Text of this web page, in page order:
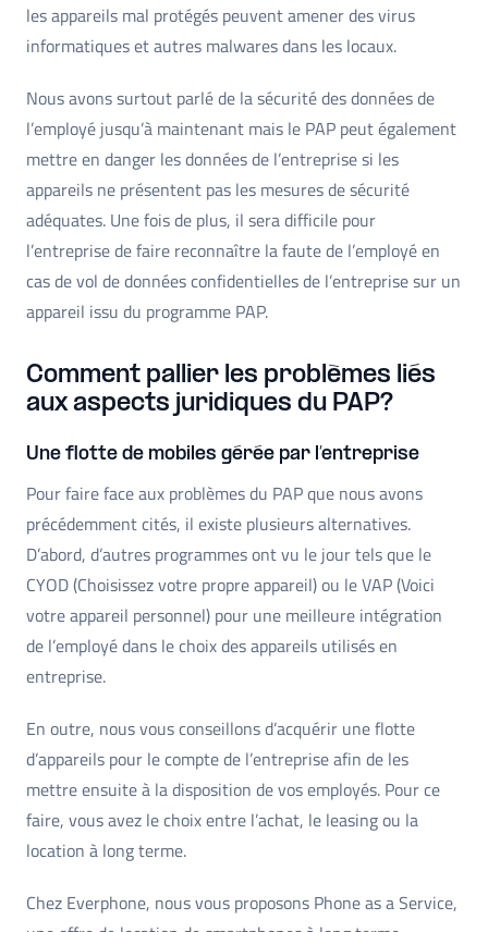
les appareils mal protégés peuvent amener des virus
informatiques et autres malwares dans les locaux.
Nous avons surtout parlé de la sécurité des données de
l’employé jusqu’à maintenant mais le PAP peut également
mettre en danger les données de l’entreprise si les
appareils ne présentent pas les mesures de sécurité
adéquates. Une fois de plus, il sera difficile pour
l’entreprise de faire reconnaître la faute de l’employé en
cas de vol de données confidentielles de l’entreprise sur un
appareil issu du programme PAP.
Comment pallier les problèmes liés
aux aspects juridiques du PAP?
Une flotte de mobiles gérée par l’entreprise
Pour faire face aux problèmes du PAP que nous avons
précédemment cités, il existe plusieurs alternatives.
D’abord, d’autres programmes ont vu le jour tels que le
CYOD (Choisissez votre propre appareil) ou le VAP (Voici
votre appareil personnel) pour une meilleure intégration
de l’employé dans le choix des appareils utilisés en
entreprise.
En outre, nous vous conseillons d’acquérir une flotte
d’appareils pour le compte de l’entreprise afin de les
mettre ensuite à la disposition de vos employés. Pour ce
faire, vous avez le choix entre l’achat, le leasing ou la
location à long terme.
Chez Everphone, nous vous proposons Phone as a Service,